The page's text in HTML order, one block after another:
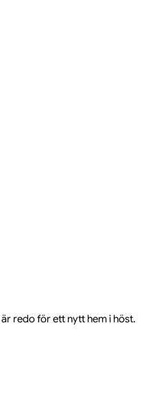
redo för ett nytt hem i höst.